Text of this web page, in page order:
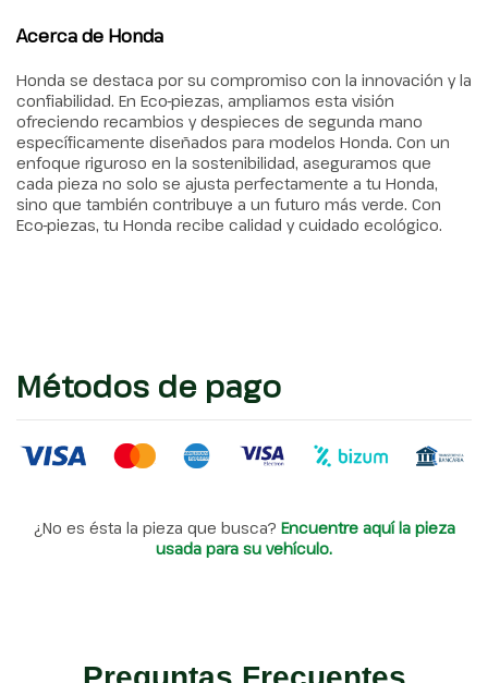
Acerca de Honda
Honda se destaca por su compromiso con la innovación y la
confiabilidad. En Eco-piezas, ampliamos esta visión
ofreciendo recambios y despieces de segunda mano
específicamente diseñados para modelos Honda. Con un
enfoque riguroso en la sostenibilidad, aseguramos que
cada pieza no solo se ajusta perfectamente a tu Honda,
sino que también contribuye a un futuro más verde. Con
Eco-piezas, tu Honda recibe calidad y cuidado ecológico.
Métodos de pago
¿No es ésta la pieza que busca? Encuentre aquí la pieza
usada para su vehículo.